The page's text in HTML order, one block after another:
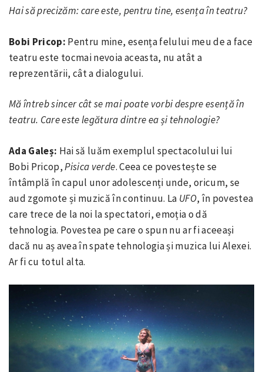
Hai să precizăm: care este, pentru tine, esența în teatru?
Bobi Pricop: Pentru mine, esența felului meu de a face
teatru este tocmai nevoia aceasta, nu atât a
reprezentării, cât a dialogului.
Mă întreb sincer cât se mai poate vorbi despre esență în
teatru. Care este legătura dintre ea și tehnologie?
Ada Galeș: Hai să luăm exemplul spectacolului lui
Bobi Pricop,Pisica verde. Ceea ce povestește se
întâmplă în capul unor adolescenți unde, oricum, se
aud zgomote și muzică în continuu. La UFO, în povestea
care trece de la noi la spectatori, emoția o dă
tehnologia. Povestea pe care o spun nu ar fi aceeași
dacă nu aș avea în spate tehnologia și muzica lui Alexei.
Ar fi cu totul alta.